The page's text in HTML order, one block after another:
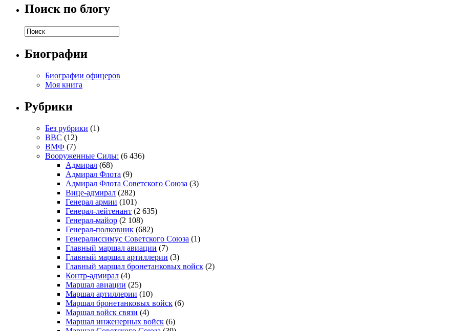
Поиск по блогу
Биографии
Биографии офицеров
Моя книга
Рубрики
Без рубрики (1)
ВВС (12)
ВМФ (7)
Вооруженные Силы: (6 436)
Адмирал (68)
Адмирал Флота (9)
Адмирал Флота Советского Союза (3)
Вице-адмирал (282)
Генерал армии (101)
Генерал-лейтенант (2 635)
Генерал-майор (2 108)
Генерал-полковник (682)
Генералиссимус Советского Союза (1)
Главный маршал авиации (7)
Главный маршал артиллерии (3)
Главный маршал бронетанковых войск (2)
Контр-адмирал (4)
Маршал авиации (25)
Маршал артиллерии (10)
Маршал бронетанковых войск (6)
Маршал войск связи (4)
Маршал инженерных войск (6)